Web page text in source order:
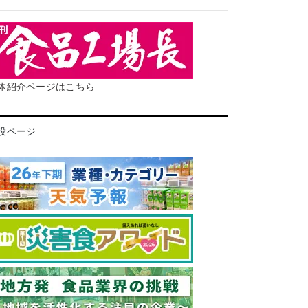
紹介ページはこちら
ページ